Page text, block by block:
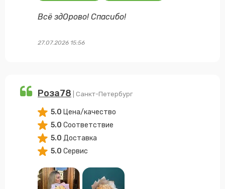
Всё здОрово! Спасибо!
27.07.2026 15:56
Роза78 | Санкт-Петербург
5.0 Цена/качество
5.0 Соответствие
5.0 Доставка
5.0 Сервис